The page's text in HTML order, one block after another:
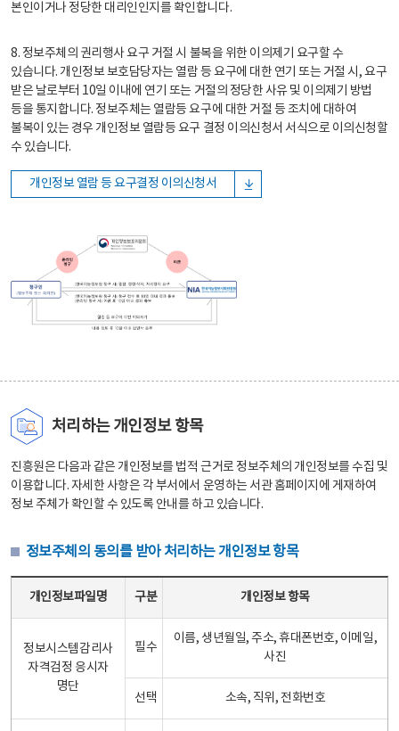
본인이거나 정당한 대리인인지를 확인합니다.
8. 정보주체의 권리행사 요구 거절 시 불복을 위한 이의제기 요구할 수
있습니다. 개인정보 보호담당자는 열람 등 요구에 대한 연기 또는 거절 시, 요구
받은 날로부터 10일 이내에 연기 또는 거절의 정당한 사유 및 이의제기 방법
등을 통지합니다. 정보주체는 열람등 요구에 대한 거절 등 조치에 대하여
불복이 있는 경우 개인정보 열람등 요구 결정 이의신청서 서식으로 이의신청할
수 있습니다.
개인정보 열람 등 요구결정 이의신청서
처리하는 개인정보 항목
진흥원은 다음과 같은 개인정보를 법적 근거로 정보주체의 개인정보를 수집 및
이용합니다. 자세한 사항은 각 부서에서 운영하는 서관 홈페이지에 게재하여
정보 주체가 확인할 수 있도록 안내를 하고 있습니다.
정보주체의 동의를 받아 처리하는 개인정보 항목
개인정보파일명 구분 개인정보 항목
정보시스템감리사
자격검정 응시자
명단
필수
이름, 생년월일, 주소, 휴대폰번호, 이메일,
사진
선택 소속, 직위, 전화번호